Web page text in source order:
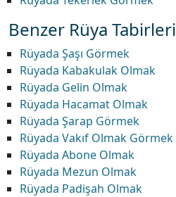
Benzer Rüya Tabirleri
Rüyada Şaşı Görmek
Rüyada Kabakulak Olmak
Rüyada Gelin Olmak
Rüyada Hacamat Olmak
Rüyada Şarap Görmek
Rüyada Vakıf Olmak Görmek
Rüyada Abone Olmak
Rüyada Mezun Olmak
Rüyada Padişah Olmak